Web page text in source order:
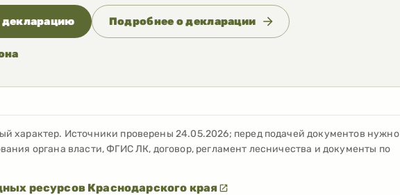
декларацию Подробнее о декларации
характер. Источники проверены 24.05.2026; перед подачей документов нужно
органа власти, ФГИС ЛК, договор, регламент лесничества и документы по
ресурсов Краснодарского края